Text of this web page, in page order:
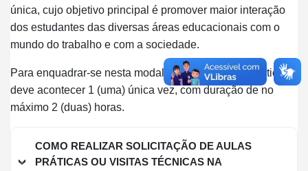
única, cujo objetivo principal é promover maior interação
dos estudantes das diversas áreas educacionais com o
mundo do trabalho e com a sociedade.
Para enquadrar-se nesta modalidade a atividade prática
deve acontecer 1 (uma) única vez, com duração de no
máximo 2 (duas) horas.
COMO REALIZAR SOLICITAÇÃO DE AULAS
PRÁTICAS OU VISITAS TÉCNICAS NA